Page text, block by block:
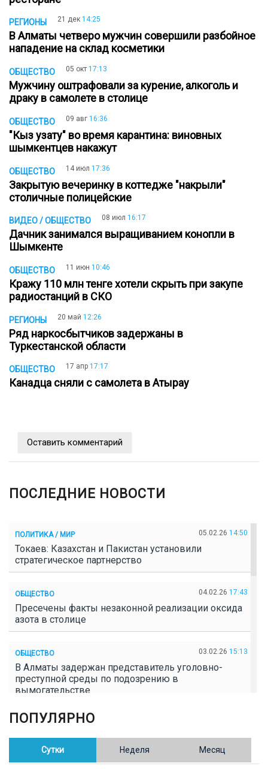
РЕГИОНЫ 21 дек 14:25
В Алматы четверо мужчин совершили разбойное
нападение на склад косметики
ОБЩЕСТВО 05 окт 17:13
Мужчину оштрафовали за курение, алкоголь и
драку в самолете в столице
ОБЩЕСТВО 09 авг 16:36
"Кыз узату" во время карантина: виновных
шымкентцев накажут
ОБЩЕСТВО 14 июл 17:36
Закрытую вечеринку в коттедже "накрыли"
столичные полицейские
ВИДЕО / ОБЩЕСТВО 08 июл 16:17
Дачник занимался выращиванием конопли в
Шымкенте
ОБЩЕСТВО 11 июн 10:46
Кражу 110 млн тенге хотели скрыть при закупе
радиостанций в СКО
РЕГИОНЫ 20 май 12:26
Ряд наркосбытчиков задержаны в
Туркестанской области
ОБЩЕСТВО 17 апр 17:17
Канадца сняли с самолета в Атырау
Оставить комментарий
ПОСЛЕДНИЕ НОВОСТИ
ПОЛИТИКА / МИР 05.02.26 14:50
Токаев: Казахстан и Пакистан установили
стратегическое партнерство
ОБЩЕСТВО 04.02.26 17:43
Пресечены факты незаконной реализации оксида
азота в столице
ОБЩЕСТВО 03.02.26 15:13
В Алматы задержан представитель уголовно-
преступной среды по подозрению в
вымогательстве
ОБЩЕСТВО
Полицейские пресекли незаконное выращивание
конопли в Таразе
ПОПУЛЯРНО
Сутки Неделя Месяц